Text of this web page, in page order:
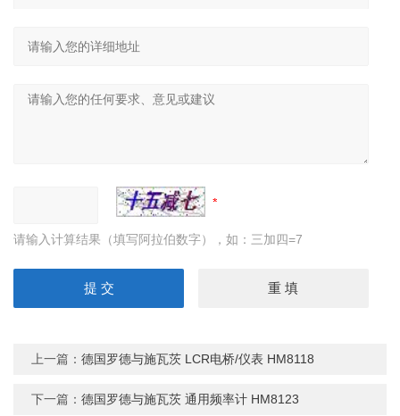
请输入计算结果（填写阿拉伯数字），如：三加四=7
上一篇：德国罗德与施瓦茨 LCR电桥/仪表 HM8118
下一篇：德国罗德与施瓦茨 通用频率计 HM8123